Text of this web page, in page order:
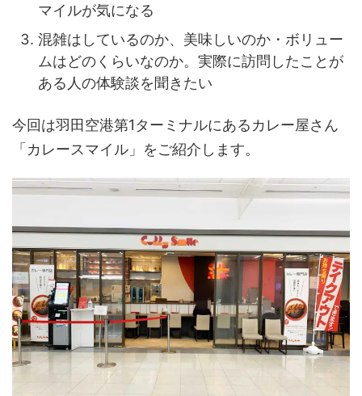
マイルが気になる
混雑はしているのか、美味しいのか・ボリュー
ムはどのくらいなのか。実際に訪問したことが
ある人の体験談を聞きたい
今回は羽田空港第1ターミナルにあるカレー屋さん
「カレースマイル」をご紹介します。